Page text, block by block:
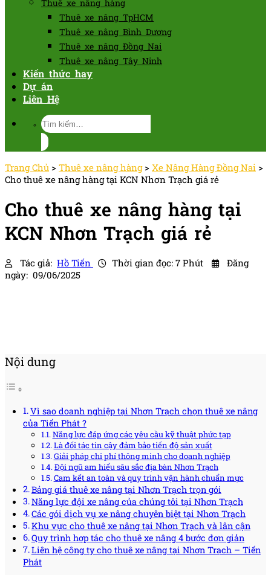
Thuê xe nâng hàng
Thuê xe nâng TpHCM
Thuê xe nâng Bình Dương
Thuê xe nâng Đồng Nai
Thuê xe nâng Tây Ninh
Kiến thức hay
Dự án
Liên Hệ
Tìm
kiếm:
Trang Chủ > Thuê xe nâng hàng> Xe Nâng Hàng Đồng Nai >
Cho thuê xe nâng hàng tại KCN Nhơn Trạch giá rẻ
Cho thuê xe nâng hàng tại
KCN Nhơn Trạch giá rẻ
Tác giả: Hồ Tiến Thời gian đọc: 7 Phút
Đăng
ngày: 09/06/2025
Nội dung
Vì sao doanh nghiệp tại Nhơn Trạch chọn thuê xe nâng
của Tiến Phát ?
Năng lực đáp ứng các yêu cầu kỹ thuật phức tạp
Là đối tác tin cậy đảm bảo tiến độ sản xuất
Giải pháp chi phí thông minh cho doanh nghiệp
Đội ngũ am hiểu sâu sắc địa bàn Nhơn Trạch
Cam kết an toàn và quy trình vận hành chuẩn mực
Bảng giá thuê xe nâng tại Nhơn Trạch trọn gói
Năng lực đội xe nâng của chúng tôi tại Nhơn Trạch
Các gói dịch vụ xe nâng chuyên biệt tại Nhơn Trạch
Khu vực cho thuê xe nâng tại Nhơn Trạch và lân cận
Quy trình hợp tác cho thuê xe nâng 4 bước đơn giản
Liên hệ công ty cho thuê xe nâng tại Nhơn Trạch – Tiến
Phát